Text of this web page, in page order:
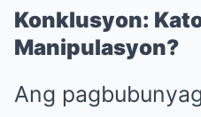
Konklusyon:
Manipulasyon?
Ang